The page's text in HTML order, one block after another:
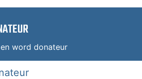
word donateur